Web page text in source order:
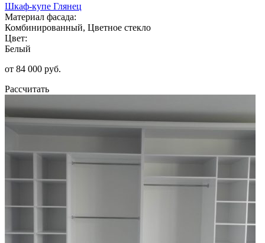
Шкаф-купе Глянец
Материал фасада:
Комбинированный, Цветное стекло
Цвет:
Белый
от 84 000 руб.
Рассчитать